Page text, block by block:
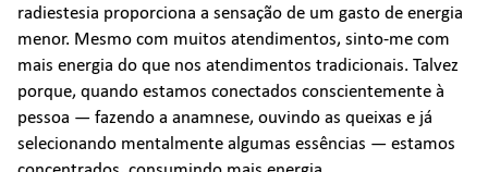
radiestesia proporciona a sensação de um gasto de energia
menor. Mesmo com muitos atendimentos, sinto-me com
mais energia do que nos atendimentos tradicionais. Talvez
porque, quando estamos conectados conscientemente à
pessoa — fazendo a anamnese, ouvindo as queixas e já
selecionando mentalmente algumas essências — estamos